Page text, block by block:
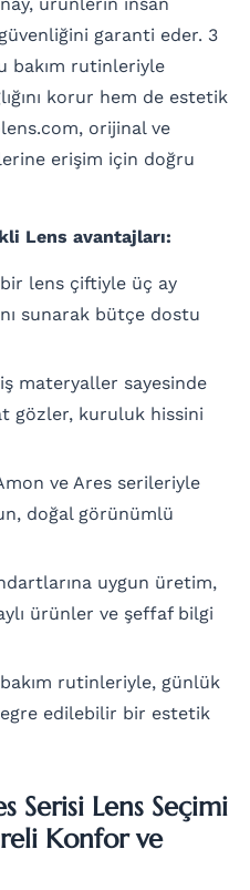
ürünlerin insan
garanti eder. 3
bakım rutinleriyle
korur hem de estetik
orijinal ve
erişim için doğru
Lens avantajları:
lens çiftiyle üç ay
sunarak bütçe dostu
materyaller sayesinde
gözler, kuruluk hissini
ve Ares serileriyle
doğal görünümlü
uygun üretim,
ürünler ve şeffaf bilgi
rutinleriyle, günlük
edilebilir bir estetik
Serisi Lens Seçimi
Konfor ve